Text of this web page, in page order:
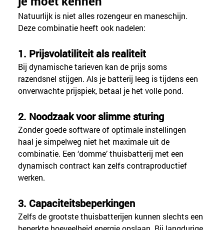
Natuurlijk is niet alles rozengeur en maneschijn.
Deze combinatie heeft ook nadelen:
1. Prijsvolatiliteit als realiteit
Bij dynamische tarieven kan de prijs soms
razendsnel stijgen. Als je batterij leeg is tijdens een
onverwachte prijspiek, betaal je het volle pond.
2. Noodzaak voor slimme sturing
Zonder goede software of optimale instellingen
haal je simpelweg niet het maximale uit de
combinatie. Een ‘domme’ thuisbatterij met een
dynamisch contract kan zelfs contraproductief
werken.
3. Capaciteitsbeperkingen
Zelfs de grootste thuisbatterijen kunnen slechts een